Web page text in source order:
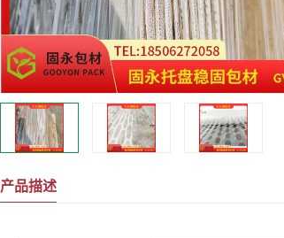
产品描述